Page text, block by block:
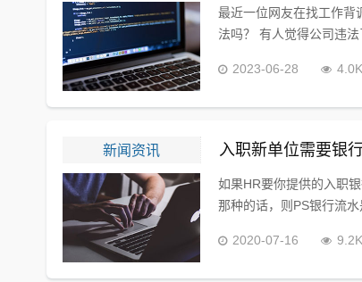
最近一位网友在找工作背
法吗？ 有人觉得公司违法
2023-06-28
新闻资讯 入职新单位需要银
如果HR要你提供的入职
那种的话，则PS银行流
2020-07-16